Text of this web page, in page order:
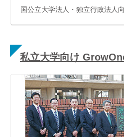
国公立大学法人・独立行政法人
私立大学向け